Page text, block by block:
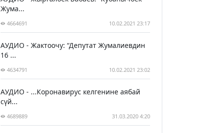
Жума...
4664691 10.02.2021 23:17
АУДИО - Жактоочу: “Депутат Жумалиевдин
16 ...
4634791 10.02.2021 23:02
АУДИО - ...Коронавирус келгенине аябай
сүй...
4689889 31.03.2020 4:20